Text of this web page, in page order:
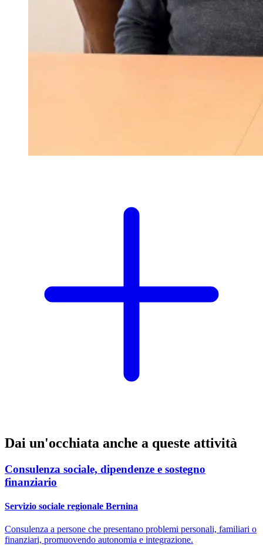
Dai un'occhiata anche a queste attività
Consulenza sociale, dipendenze e sostegno
finanziario
Servizio sociale regionale Bernina
Consulenza a persone che presentano problemi personali, familiari o
finanziari, promuovendo autonomia e integrazione.